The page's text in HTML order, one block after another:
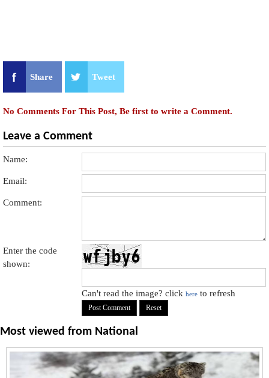
Share Tweet
No Comments For This Post, Be first to write a Comment.
Leave a Comment
Name:
Email:
Comment:
Enter the code
shown:
Can't read the image? clickhere to refresh
Most viewed from National